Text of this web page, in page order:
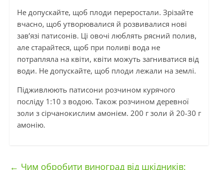
Не допускайте, щоб плоди переростали. Зрізайте
вчасно, щоб утворювалися й розвивалися нові
зав’язі патисонів. Ці овочі люблять рясний полив,
але старайтеся, щоб при поливі вода не
потрапляла на квіти, квіти можуть загниватися від
води. Не допускайте, щоб плоди лежали на землі.
Підживлюють патисони розчином курячого
посліду 1:10 з водою. Також розчином деревної
золи з сірчанокислим амонієм. 200 г золи й 20-30 г
амонію.
← Чим обробити виноград від шкідників: